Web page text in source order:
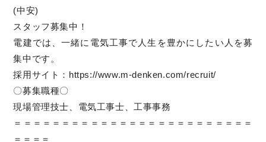
(中安)
スタッフ募集中！
電建では、一緒に電気工事で人生を豊かにしたい人を募
集中です。
採用サイト： https://www.m-denken.com/recruit/
〇募集職種〇
現場管理技士、電気工事士、工事事務
＝＝＝＝＝＝＝＝＝＝＝＝＝＝＝＝＝＝＝＝＝＝＝＝＝
＝＝＝＝